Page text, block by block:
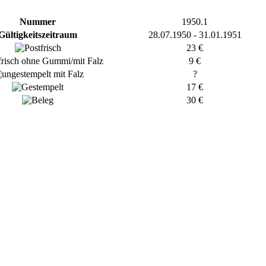
Nummer
1950.1
28.07.1950 - 31.01.1951
23 €
9 €
?
17 €
30 €